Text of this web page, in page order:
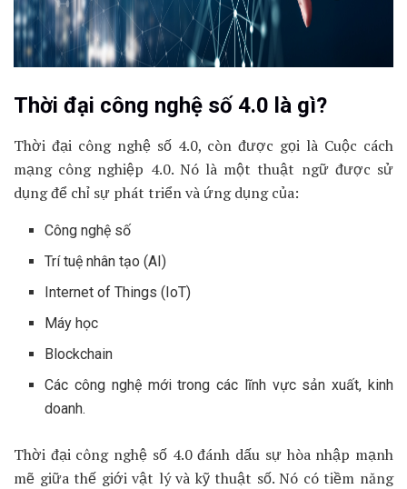
Thời đại công nghệ số 4.0 là gì?
Thời đại công nghệ số 4.0, còn được gọi là Cuộc cách
mạng công nghiệp 4.0. Nó là một thuật ngữ được sử
dụng để chỉ sự phát triển và ứng dụng của:
Công nghệ số
Trí tuệ nhân tạo (AI)
Internet of Things (IoT)
Máy học
Blockchain
Các công nghệ mới trong các lĩnh vực sản xuất, kinh
doanh.
Thời đại công nghệ số 4.0 đánh dấu sự hòa nhập mạnh
mẽ giữa thế giới vật lý và kỹ thuật số. Nó có tiềm năng